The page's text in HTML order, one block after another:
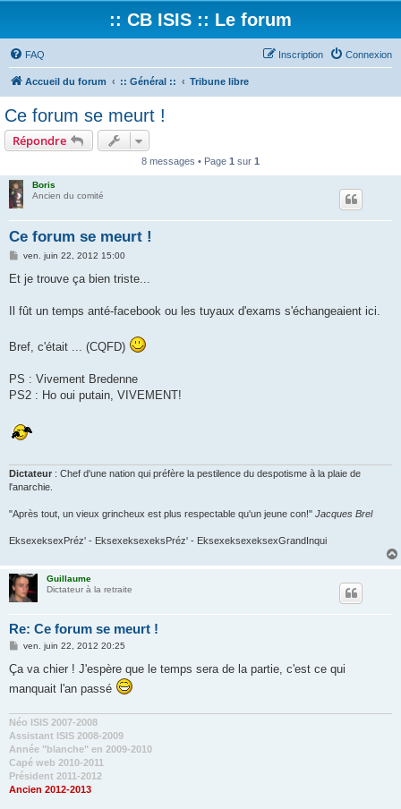
:: CB ISIS :: Le forum
FAQ Connexion
Inscription
Accueil du forum :: Général :: Tribune libre
Ce forum se meurt !
Répondre
8 messages • Page 1 sur 1
Boris
Ancien du comité
Ce forum se meurt !
M
s
s
g
ven. juin 22, 2012 15:00
Et je trouve ça bien triste...
Il fût un temps anté-facebook ou les tuyaux d'exams s'échangeaient ici.
Bref, c'était ... (CQFD)
PS : Vivement Bredenne
PS2 : Ho oui putain, VIVEMENT!
Dictateur : Chef d'une nation qui préfère la pestilence du despotisme à la plaie de
l'anarchie.
"Après tout, un vieux grincheux est plus respectable qu'un jeune con!" Jacques Brel
EksexeksexPréz' - EksexeksexeksPréz' - EksexeksexeksexGrandInqui
Guillaume
Dictateur à la retraite
Re: Ce forum se meurt !
M
s
a
ven. juin 22, 2012 20:25
Ça va chier ! J'espère que le temps sera de la partie, c'est ce qui
manquait l'an passé
Néo ISIS 2007-2008
Assistant ISIS 2008-2009
Année "blanche" en 2009-2010
Capé web 2010-2011
Président 2011-2012
Ancien 2012-2013